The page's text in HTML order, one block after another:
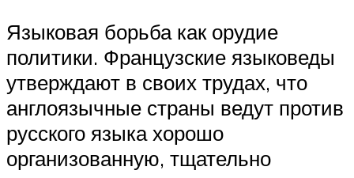
Языковая борьба как орудие
политики. Французские языковеды
утверждают в своих трудах, что
англоязычные страны ведут против
русского языка хорошо
организованную, тщательно